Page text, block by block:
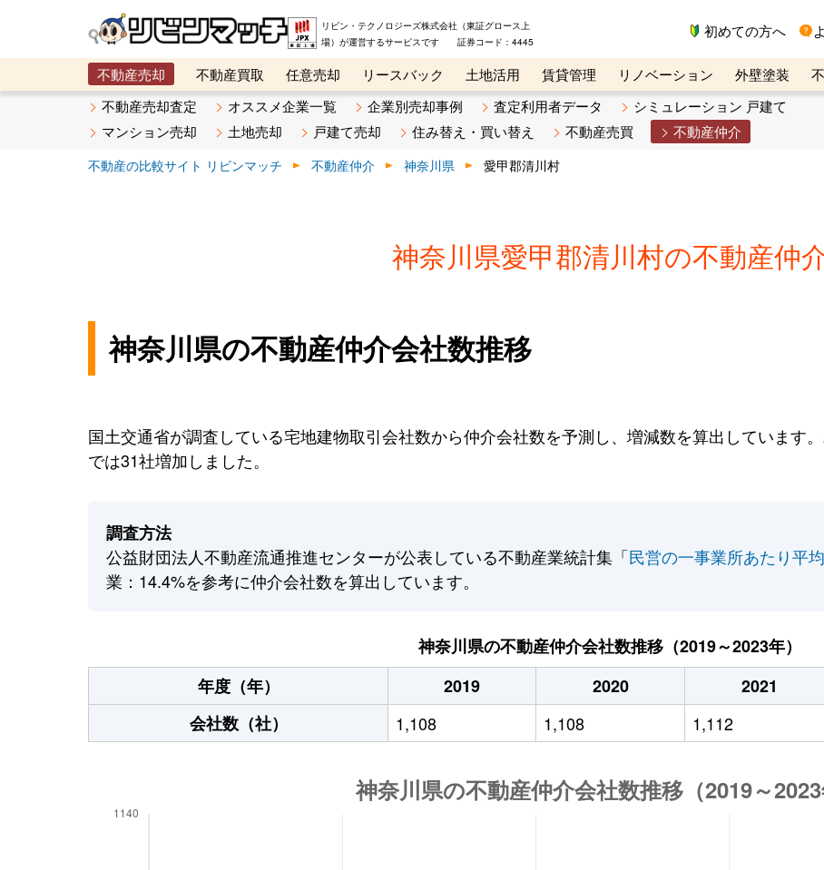
リビン・テクノロジーズ株式会社（東証グロース上
場）が運営するサービスです 証券コード：4445
初めての方へ
不動産売却 不動産買取 任意売却 リースバック 土地活用 賃貸管理 リノベーション 外壁塗装
メタ住宅展示場
ベスト不動産カンパニー オンライン講座 リビンマガジンBiz 不動産売却ご相談デスク
不動産売却査定 オススメ企業一覧 企業別売却事例 査定利用者データ
シミュレーション 戸建て
マンション売却
土地売却 戸建て売却 住み替え・買い替え 不動産売買 不動産仲介
不動産の比較サイト リビンマッチ 不動産仲介 神奈川県 愛甲郡清川村
神奈川県愛甲郡清川村の不動産仲
神奈川県の不動産仲介会社数推移
国土交通省が調査している宅地建物取引会社数から仲介会社数を予測し、増減数を算出しています
では31社増加しました。
調査方法
公益財団法人不動産流通推進センターが公表している不動産業統計集「民営の一事業所あたり平
業：14.4%を参考に仲介会社数を算出しています。
神奈川県の不動産仲介会社数推移（2019～2023年）
年度（年）
2019 2020 2021
会社数（社）
1,108 1,108 1,112